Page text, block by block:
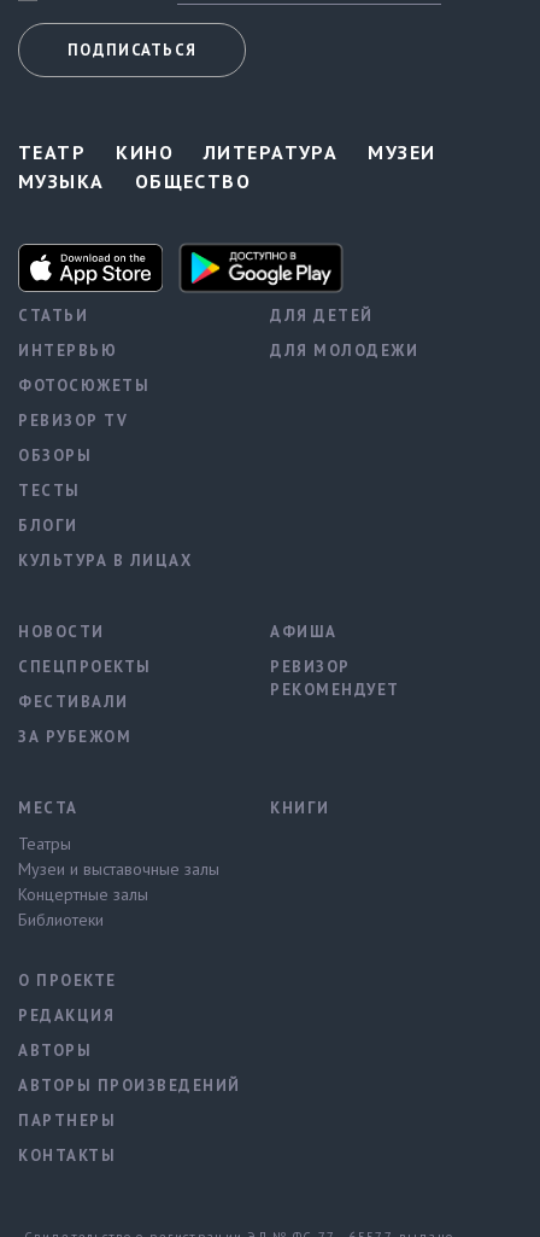
ПОДПИСАТЬСЯ
ТЕАТР КИНО ЛИТЕРАТУРА
МУЗЕИ
МУЗЫКА
ОБЩЕСТВО
СТАТЬИ
ИНТЕРВЬЮ
ФОТОСЮЖЕТЫ
РЕВИЗОР TV
ОБЗОРЫ
ТЕСТЫ
БЛОГИ
КУЛЬТУРА В ЛИЦАХ
ДЛЯ ДЕТЕЙ
ДЛЯ МОЛОДЕЖИ
НОВОСТИ
СПЕЦПРОЕКТЫ
ФЕСТИВАЛИ
ЗА РУБЕЖОМ
АФИША
РЕВИЗОР
РЕКОМЕНДУЕТ
МЕСТА
Театры
Музеи и выставочные залы
Концертные залы
Библиотеки
КНИГИ
О ПРОЕКТЕ
РЕДАКЦИЯ
АВТОРЫ
АВТОРЫ ПРОИЗВЕДЕНИЙ
ПАРТНЕРЫ
КОНТАКТЫ